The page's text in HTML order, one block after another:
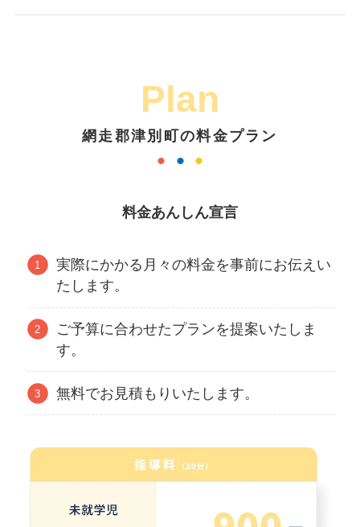
Plan
網走郡津別町の料金プラン
料金あんしん宣言
実際にかかる月々の料金を事前にお伝えい
たします。
ご予算に合わせたプランを提案いたしま
す。
無料でお見積もりいたします。